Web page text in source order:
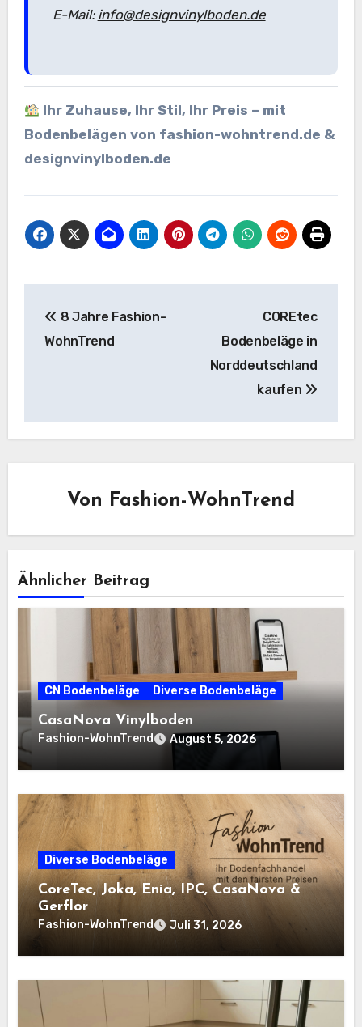
E-Mail: info@designvinylboden.de
Ihr Zuhause, Ihr Stil, Ihr Preis – mit
Bodenbelägen von fashion-wohntrend.de &
designvinylboden.de
8 Jahre Fashion-
WohnTrend
COREtec
Bodenbeläge in
Norddeutschland
kaufen
Von Fashion-WohnTrend
Ähnlicher Beitrag
CN Bodenbeläge Diverse Bodenbeläge
CasaNova Vinylboden
Fashion-WohnTrend August 5, 2026
Diverse Bodenbeläge
CoreTec, Joka, Enia, IPC, CasaNova &
Gerflor
Fashion-WohnTrend Juli 31, 2026